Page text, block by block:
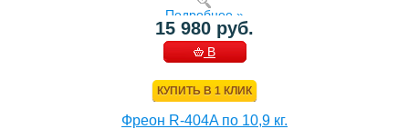
Подробнее »
15 980 руб.
В
КУПИТЬ В 1 КЛИК
Фреон R-404A по 10,9 кг.